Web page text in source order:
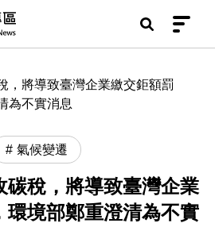
專區
，將導致臺灣企業繳交鉅額罰
為不實消息
氣候變遷
碳稅，將導致臺灣企業
環境部鄭重澄清為不實